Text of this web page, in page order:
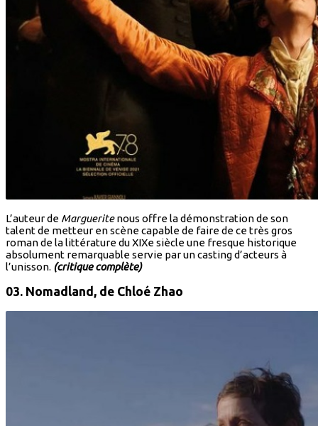
L’auteur de Margueritenous offre la démonstration de son
talent de metteur en scène capable de faire de ce très gros
roman de la littérature du XIXe siècle une fresque historique
absolument remarquable servie par un casting d’acteurs à
l’unisson. (critique complète)
03. Nomadland, de Chloé Zhao